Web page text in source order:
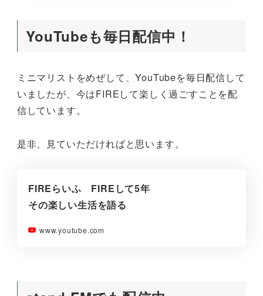
YouTubeも毎日配信中！
ミニマリストをめぜして、YouTubeを毎日配信して
いましたが、今はFIREして楽しく過ごすことを配
信しています。
是非、見ていただければと思います。
FIREらいふ FIREして5年
その楽しい生活を語る
www.youtube.com